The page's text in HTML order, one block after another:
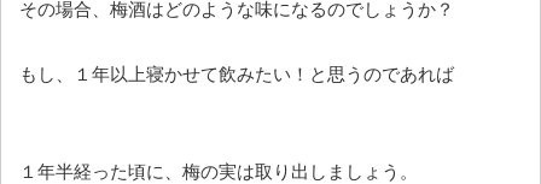
その場合、梅酒はどのような味になるのでしょうか？
もし、１年以上寝かせて飲みたい！と思うのであれば
１年半経った頃に、梅の実は取り出しましょう。